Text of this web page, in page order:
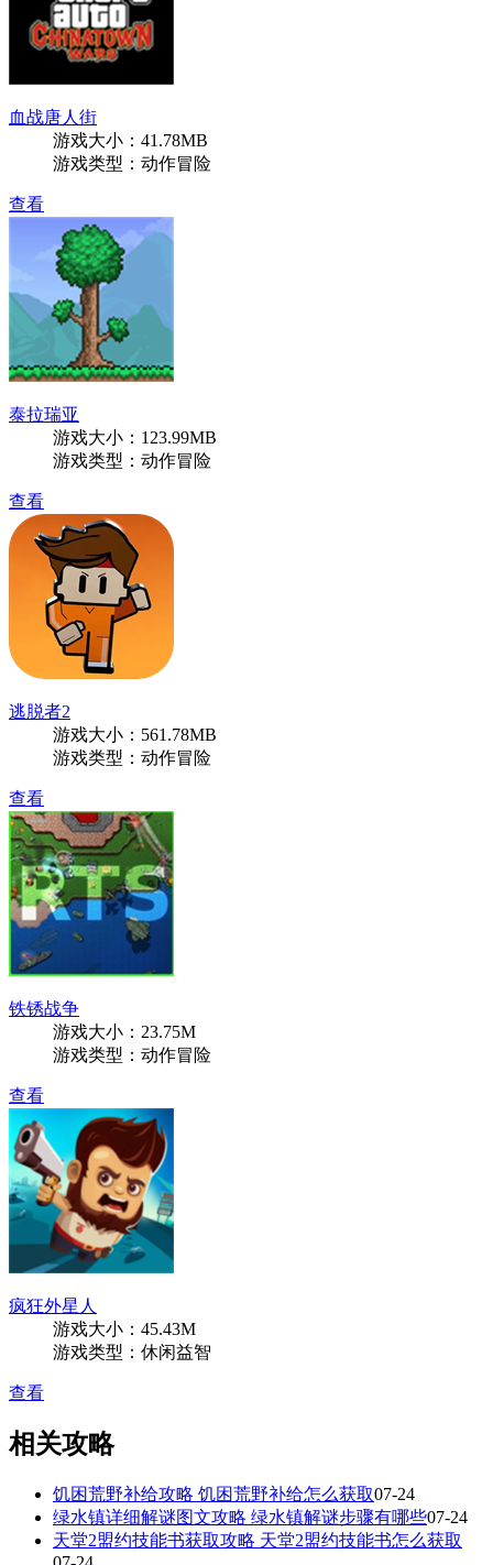
血战唐人街
游戏大小：41.78MB
游戏类型：动作冒险
查看
泰拉瑞亚
游戏大小：123.99MB
游戏类型：动作冒险
查看
逃脱者2
游戏大小：561.78MB
游戏类型：动作冒险
查看
铁锈战争
游戏大小：23.75M
游戏类型：动作冒险
查看
疯狂外星人
游戏大小：45.43M
游戏类型：休闲益智
查看
相关攻略
饥困荒野补给攻略 饥困荒野补给怎么获取07-24
绿水镇详细解谜图文攻略 绿水镇解谜步骤有哪些07-24
天堂2盟约技能书获取攻略 天堂2盟约技能书怎么获取